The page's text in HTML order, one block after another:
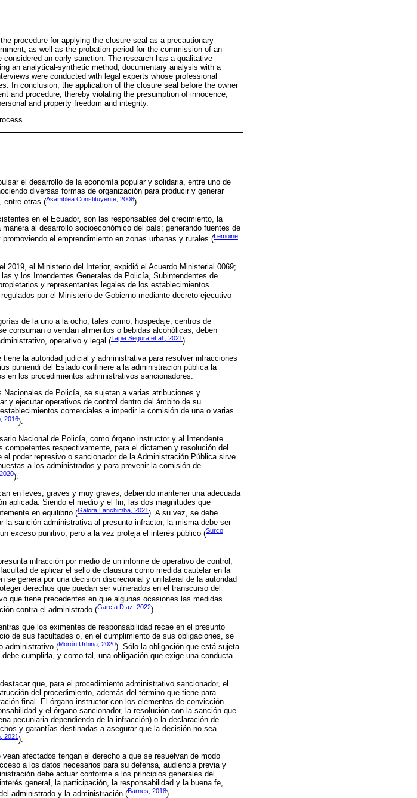
procedure for applying the closure seal as a precautionary
as well as the probation period for the commission of an
an early sanction. The research has a qualitative
an analytical-synthetic method; documentary analysis with a
were conducted with legal experts whose professional
In conclusion, the application of the closure seal before the owner
and procedure, thereby violating the presumption of innocence,
and property freedom and integrity.
el desarrollo de la economía popular y solidaria, entre uno de
diversas formas de organización para producir y generar
entre otras (Asamblea Constituyente, 2008).
en el Ecuador, son las responsables del crecimiento, la
al desarrollo socioeconómico del país; generando fuentes de
el emprendimiento en zonas urbanas y rurales (Lemoine
2019, el Ministerio del Interior, expidió el Acuerdo Ministerial 0069;
y los Intendentes Generales de Policía, Subintendentes de
y representantes legales de los establecimientos
por el Ministerio de Gobierno mediante decreto ejecutivo
de la uno a la ocho, tales como; hospedaje, centros de
consuman o vendan alimentos o bebidas alcohólicas, deben
operativo y legal (Tapia Segura et al., 2021 ).
la autoridad judicial y administrativa para resolver infracciones
puniendi del Estado confiriere a la administración pública la
en los procedimientos administrativos sancionadores.
de Policía, se sujetan a varias atribuciones y
y ejecutar operativos de control dentro del ámbito de su
comerciales e impedir la comisión de una o varias
2016).
Nacional de Policía, como órgano instructor y al Intendente
respectivamente, para el dictamen y resolución del
poder represivo o sancionador de la Administración Pública sirve
a los administrados y para prevenir la comisión de
).
en leves, graves y muy graves, debiendo mantener una adecuada
aplicada. Siendo el medio y el fin, las dos magnitudes que
en equilibrio (Galora Lanchimba, 2021 ). A su vez, se debe
la sanción administrativa al presunto infractor, la misma debe ser
exceso punitivo, pero a la vez proteja el interés público (Surco
infracción por medio de un informe de operativo de control,
de aplicar el sello de clausura como medida cautelar en la
se genera por una decisión discrecional y unilateral de la autoridad
derechos que puedan ser vulnerados en el transcurso del
que tiene precedentes en que algunas ocasiones las medidas
contra el administrado (García Díaz, 2022).
que los eximentes de responsabilidad recae en el presunto
de sus facultades o, en el cumplimiento de sus obligaciones, se
administrativo (Morón Urbina, 2020). Sólo la obligación que está sujeta
cumplirla, y como tal, una obligación que exige una conducta
que, para el procedimiento administrativo sancionador, el
del procedimiento, además del término que tiene para
final. El órgano instructor con los elementos de convicción
y el órgano sancionador, la resolución con la sanción que
pecuniaria dependiendo de la infracción) o la declaración de
y garantías destinadas a asegurar que la decisión no sea
2021).
afectados tengan el derecho a que se resuelvan de modo
a los datos necesarios para su defensa, audiencia previa y
debe actuar conforme a los principios generales del
general, la participación, la responsabilidad y la buena fe,
administrado y la administración (Barnes, 2018).